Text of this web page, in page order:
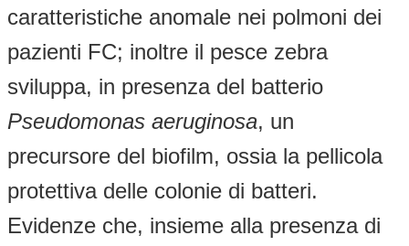
caratteristiche anomale nei polmoni dei
pazienti FC; inoltre il pesce zebra
sviluppa, in presenza del batterio
Pseudomonas aeruginosa, un
precursore del biofilm, ossia la pellicola
protettiva delle colonie di batteri.
Evidenze che, insieme alla presenza di